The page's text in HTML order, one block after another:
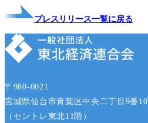
プレスリリース一覧に戻る
〒980-0021
宮城県仙台市青葉区中央二丁目9番
（セントレ東北11階）